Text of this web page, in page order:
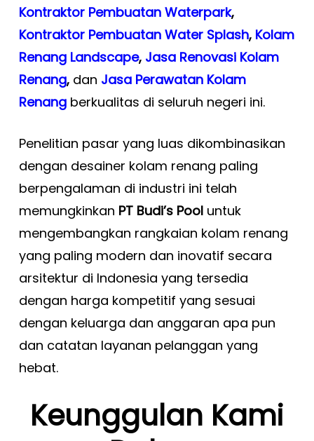
Kontraktor Pembuatan Waterpark,
Kontraktor Pembuatan Water Splash, Kolam
Renang Landscape, Jasa Renovasi Kolam
Renang, dan Jasa Perawatan Kolam
Renangberkualitas di seluruh negeri ini.
Penelitian pasar yang luas dikombinasikan
dengan desainer kolam renang paling
berpengalaman di industri ini telah
memungkinkan PT Budi’s Pooluntuk
mengembangkan rangkaian kolam renang
yang paling modern dan inovatif secara
arsitektur di Indonesia yang tersedia
dengan harga kompetitif yang sesuai
dengan keluarga dan anggaran apa pun
dan catatan layanan pelanggan yang
hebat.
Keunggulan Kami